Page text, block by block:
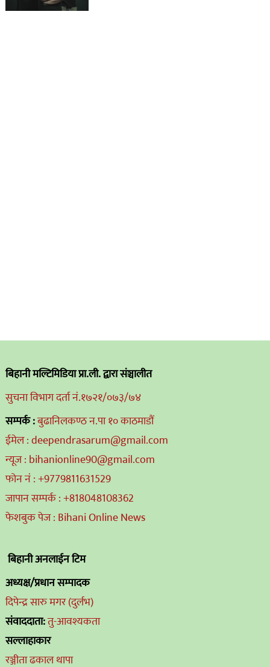
बिहानी मल्टिमिडिया प्रा.ली. द्वारा संञ्चालीत
सुचना विभाग दर्ता नं.१७२१/०७३/७४
सम्पर्क :बुढानिलकण्ठ न.पा १० काठमाडौं
ईमेल : deependrasarum@gmail.com
न्यूज : bihanionline90@gmail.com
फोन नं : +9779811631529
जापान सम्पर्क : +818048108362
फेशबुक पेज : Bihani Online News
बिहानी अनलाईन टिम
अध्यक्ष/प्रधान सम्पादक
दिपेन्द्र सारु मगर (दुर्लभ)
संवाददाता:तु-आवश्यकता
सल्लाहाकार
रञ्जीता ढकाल थापा